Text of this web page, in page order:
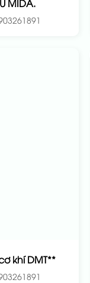
MIDA.
khí DMT**